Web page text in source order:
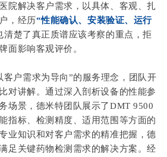
院解决客户需求，以具体、客观、扎
，经历“性能确认、安装验证、运行
清楚了真正质谱应该考察的重点，拒
面影响客观评价。
客户需求为导向”的服务理念，团队开
对讲解。通过深入剖析设备的性能参
场景，德米特团队展示了DMT 9500
指标、检测精度、适用范围等方面的
业知识和对客户需求的精准把握，德
足关键药物检测需求的解决方案。经